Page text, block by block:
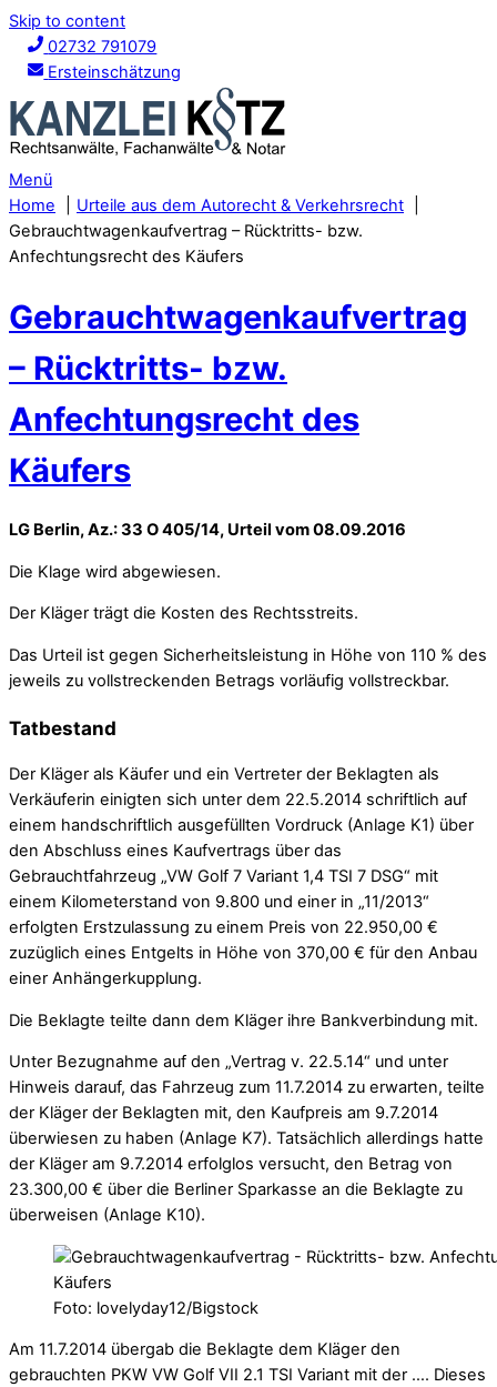
Skip to content
02732 791079
Ersteinschätzung
Menü
Home
Urteile aus dem Autorecht & Verkehrsrecht
Gebrauchtwagenkaufvertrag – Rücktritts- bzw.
Anfechtungsrecht des Käufers
Gebrauchtwagenkaufvertrag
– Rücktritts- bzw.
Anfechtungsrecht des
Käufers
LG Berlin, Az.: 33 O 405/14, Urteil vom 08.09.2016
Die Klage wird abgewiesen.
Der Kläger trägt die Kosten des Rechtsstreits.
Das Urteil ist gegen Sicherheitsleistung in Höhe von 110 % des
jeweils zu vollstreckenden Betrags vorläufig vollstreckbar.
Tatbestand
Der Kläger als Käufer und ein Vertreter der Beklagten als
Verkäuferin einigten sich unter dem 22.5.2014 schriftlich auf
einem handschriftlich ausgefüllten Vordruck (Anlage K1) über
den Abschluss eines Kaufvertrags über das
Gebrauchtfahrzeug „VW Golf 7 Variant 1,4 TSI 7 DSG“ mit
einem Kilometerstand von 9.800 und einer in „11/2013“
erfolgten Erstzulassung zu einem Preis von 22.950,00 €
zuzüglich eines Entgelts in Höhe von 370,00 € für den Anbau
einer Anhängerkupplung.
Die Beklagte teilte dann dem Kläger ihre Bankverbindung mit.
Unter Bezugnahme auf den „Vertrag v. 22.5.14“ und unter
Hinweis darauf, das Fahrzeug zum 11.7.2014 zu erwarten, teilte
der Kläger der Beklagten mit, den Kaufpreis am 9.7.2014
überwiesen zu haben (Anlage K7). Tatsächlich allerdings hatte
der Kläger am 9.7.2014 erfolglos versucht, den Betrag von
23.300,00 € über die Berliner Sparkasse an die Beklagte zu
überweisen (Anlage K10).
Foto: lovelyday12/Bigstock
Am 11.7.2014 übergab die Beklagte dem Kläger den
gebrauchten PKW VW Golf VII 2.1 TSI Variant mit der …. Dieses